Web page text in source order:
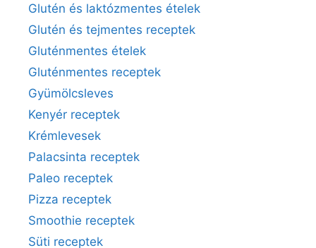
Glutén és laktózmentes ételek
Glutén és tejmentes receptek
Gluténmentes ételek
Gluténmentes receptek
Gyümölcsleves
Kenyér receptek
Krémlevesek
Palacsinta receptek
Paleo receptek
Pizza receptek
Smoothie receptek
Süti receptek